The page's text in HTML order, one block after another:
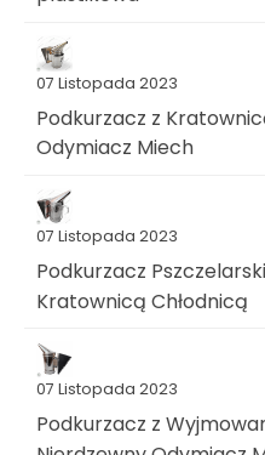
07 Listopada 2023
Podkurzacz z
Odymiacz Miech
07 Listopada 2023
Podkurzacz
Kratownicą Chłodnicą
07 Listopada 2023
Podkurzacz z